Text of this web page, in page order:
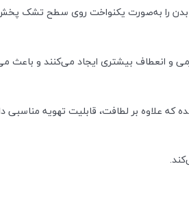
را به‌صورت یکنواخت روی سطح تشک
و انعطاف بیشتری ایجاد می‌کنند و
علاوه بر لطافت، قابلیت تهویه